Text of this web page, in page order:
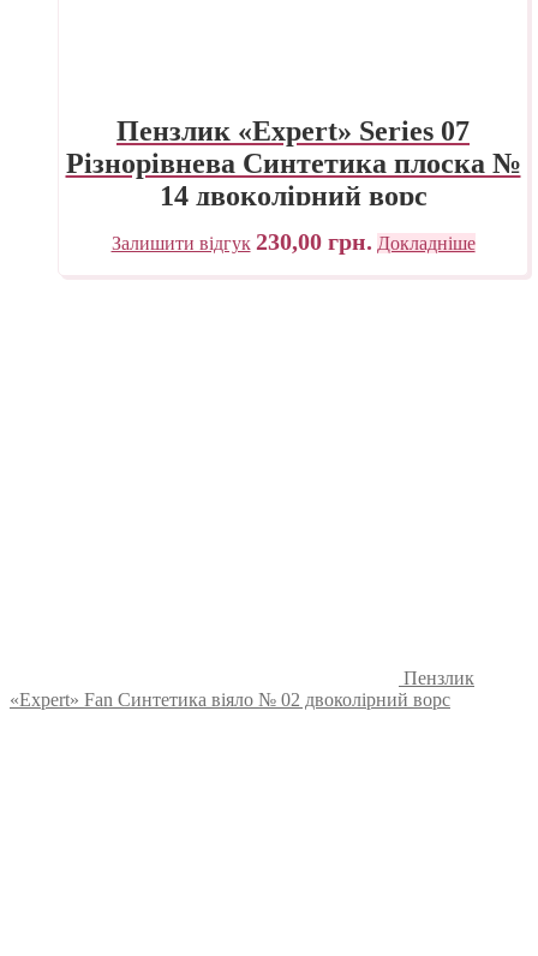
Пензлик «Expert» Series 07
Різнорівнева Синтетика плоска №
14 двоколірний ворс
Залишити відгук 230,00 грн. Докладніше
Пензлик
«Expert» Fan Синтетика віяло № 02 двоколірний ворс